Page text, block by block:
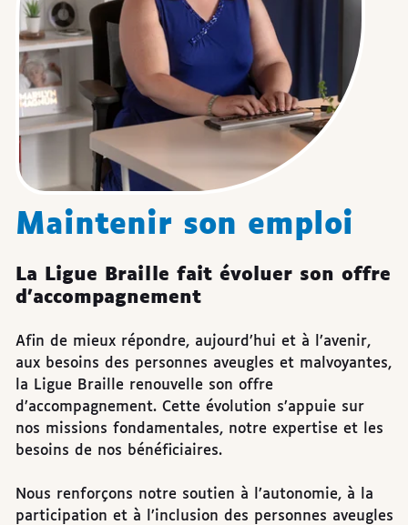
Maintenir son emploi
La Ligue Braille fait évoluer son offre
d’accompagnement
Afin de mieux répondre, aujourd’hui et à l’avenir,
aux besoins des personnes aveugles et malvoyantes,
la Ligue Braille renouvelle son offre
d’accompagnement. Cette évolution s’appuie sur
nos missions fondamentales, notre expertise et les
besoins de nos bénéficiaires.
Nous renforçons notre soutien à l’autonomie, à la
participation et à l’inclusion des personnes aveugles